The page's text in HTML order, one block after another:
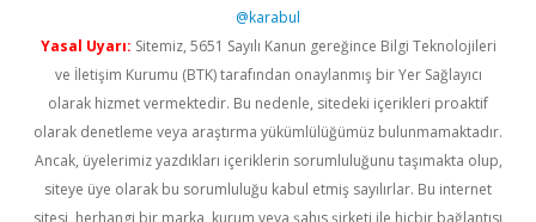
@karabul
Yasal Uyarı: Sitemiz, 5651 Sayılı Kanun gereğince Bilgi Teknolojileri
ve İletişim Kurumu (BTK) tarafından onaylanmış bir Yer Sağlayıcı
olarak hizmet vermektedir. Bu nedenle, sitedeki içerikleri proaktif
olarak denetleme veya araştırma yükümlülüğümüz bulunmamaktadır.
Ancak, üyelerimiz yazdıkları içeriklerin sorumluluğunu taşımakta olup,
siteye üye olarak bu sorumluluğu kabul etmiş sayılırlar. Bu internet
sitesi, herhangi bir marka, kurum veya şahıs şirketi ile hiçbir bağlantısı